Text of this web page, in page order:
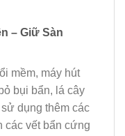
– Giữ Sàn
mềm, máy hút
bụi bẩn, lá cây
dụng thêm các
các vết bẩn cứng